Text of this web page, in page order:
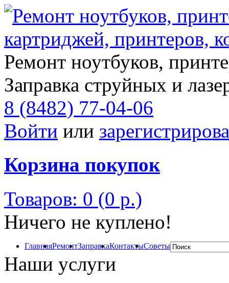
Ремонт ноутбуков,
Заправка струйных и
8 (8482) 77-04-06
Войти или
Корзина покупок
Товаров: 0 (0 р.)
Ничего не куплено!
ГлавнаяРемонтЗаправкаКонтактыСоветы
Наши услуги